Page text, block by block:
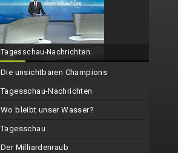
Tagesschau-Nachrichten
Die unsichtbaren Champions
Tagesschau-Nachrichten
Wo bleibt unser Wasser?
Tagesschau
Der Milliardenraub